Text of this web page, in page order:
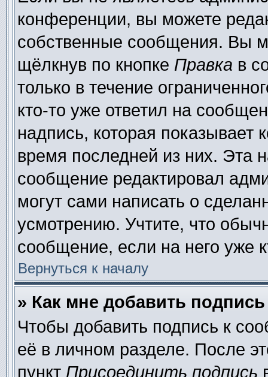
конференции, вы можете
собственные сообщения. Вы
щёлкнув по кнопке Правка в
только в течение
кто-то уже ответил на
надпись, которая показывает
время последней из них. Эта
сообщение редактировал
могут сами написать о
усмотрению. Учтите, что
сообщение, если на него уже
Вернуться к началу
» Как мне добавить
Чтобы добавить подпись к
её в личном разделе. После
пункт Присоединить подпись